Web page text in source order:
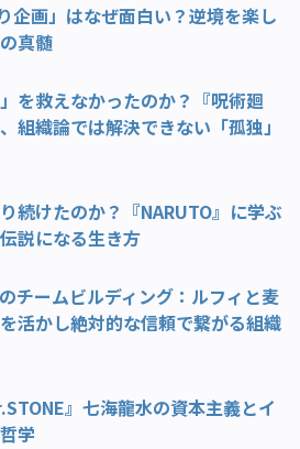
企画」はなぜ面白い？逆境を楽し
真髄
を救えなかったのか？『呪術廻
組織論では解決できない「孤独」
続けたのか？『NARUTO』に学ぶ
説になる生き方
チームビルディング：ルフィと麦
活かし絶対的な信頼で繋がる組織
』七海龍水の資本主義とイ
学